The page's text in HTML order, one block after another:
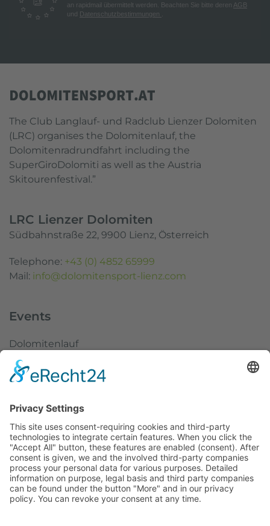
an rapidmail übermittelt werden. Beachten Sie bitte deren AGB
und Datenschutzbestimmungen
The Club Langlauf- und Radclub Lienzer Dolomiten
(LRC) organises the Dolomitenlauf, the
Dolomitenradrundfahrt including the
SuperGiroDolomiti as well as the Austria
Skitourenfestival.”
LRC Lienzer Dolomiten
Südbahnstraße 22, 9900 Lienz, Österreich
Telephone: +43 (0) 4852 65999
Mail: info@dolomitensport-lienz.com
Events
Dolomitenlauf
Dolomitenradrundfahrt
SuperGiro Dolomiti
Austria Skitourenfestival
Service
Weather
Webcams